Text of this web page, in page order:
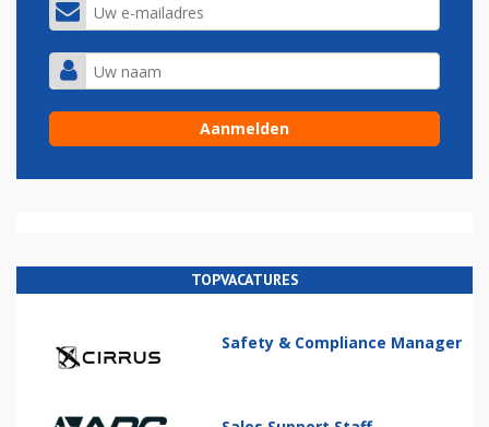
TOPVACATURES
Safety & Compliance Manager